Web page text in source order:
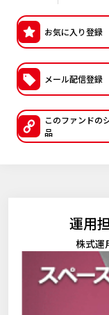
日本版スチュワ
ESGへの取り組み
議決権行使につ
国内株式議決
サステナビリティ
お気に入り登録
メール配信登録
このファンドの
品
運用
株式